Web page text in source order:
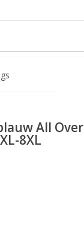
All Over
8XL